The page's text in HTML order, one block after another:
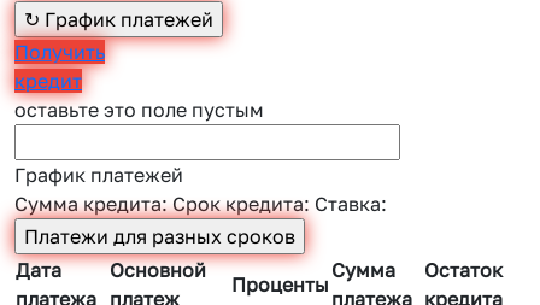
Получить
кредит
оставьте это поле пустым
График платежей
Сумма кредита:Срок кредита: Ставка:
Дата
платежа
Основной
платеж
Проценты
Сумма
платежа
Остаток
кредита